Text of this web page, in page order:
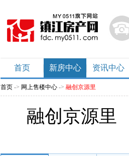
首页 新房中心 资讯中心
首页 -> 网上售楼中心 -> 融创京源里
融创京源里